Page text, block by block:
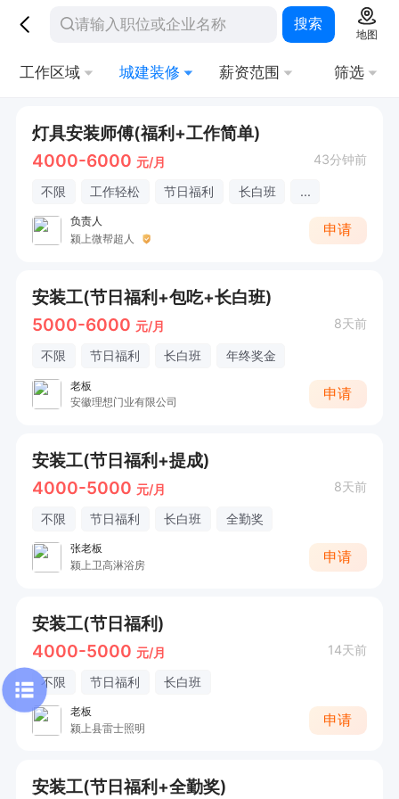
搜索
地图
工作区域 城建装修 薪资范围 筛选
灯具安装师傅(福利+工作简单)
4000-6000 元/月 43分钟前
不限 工作轻松 节日福利 长白班 ...
负责人
颍上微帮超人
申请
安装工(节日福利+包吃+长白班)
5000-6000 元/月 8天前
不限 节日福利 长白班 年终奖金
老板
安徽理想门业有限公司
申请
安装工(节日福利+提成)
4000-5000 元/月 8天前
不限 节日福利 长白班 全勤奖
张老板
颍上卫高淋浴房
申请
安装工(节日福利)
4000-5000 元/月 14天前
不限 节日福利 长白班
老板
颍上县雷士照明
申请
安装工(节日福利+全勤奖)